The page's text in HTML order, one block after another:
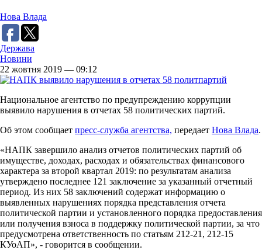
Нова Влада
Держава
Новини
22 жовтня 2019 — 09:12
Национальное агентство по предупреждению коррупции
выявило нарушения в отчетах 58 политических партий.
Об этом сообщает пресс-служба агентства, передает Нова Влада.
«НАПК завершило анализ отчетов политических партий об
имуществе, доходах, расходах и обязательствах финансового
характера за второй квартал 2019: по результатам анализа
утверждено последнее 121 заключение за указанный отчетный
период. Из них 58 заключений содержат информацию о
выявленных нарушениях порядка представления отчета
политической партии и установленного порядка предоставления
или получения взноса в поддержку политической партии, за что
предусмотрена ответственность по статьям 212-21, 212-15
КУоАП», - говорится в сообщении.